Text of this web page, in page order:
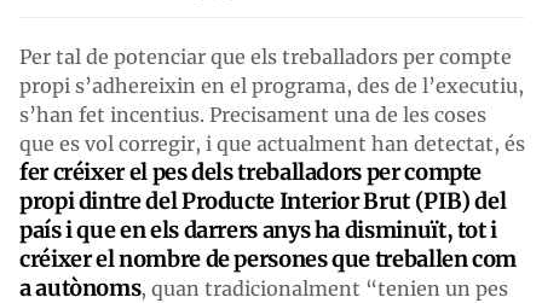
Per tal de potenciar que els treballadors per compte
propi s’adhereixin en el programa, des de l’executiu,
s’han fet incentius. Precisament una de les coses
que es vol corregir, i que actualment han detectat, és
fer créixer el pes dels treballadors per compte
propi dintre del Producte Interior Brut (PIB) del
país i que en els darrers anys ha disminuït, tot i
créixer el nombre de persones que treballen com
a autònoms, quan tradicionalment “tenien un pes